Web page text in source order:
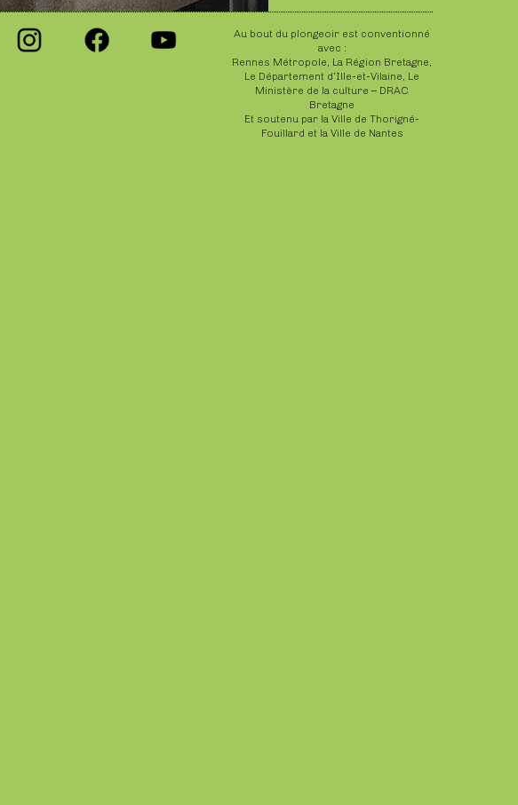
Au bout du plongeoir est conventionné
avec :
Rennes Métropole, La Région Bretagne,
Le Département d’Ille-et-Vilaine, Le
Ministère de la culture – DRAC
Bretagne
Et soutenu par la Ville de Thorigné-
Fouillard et la Ville de Nantes